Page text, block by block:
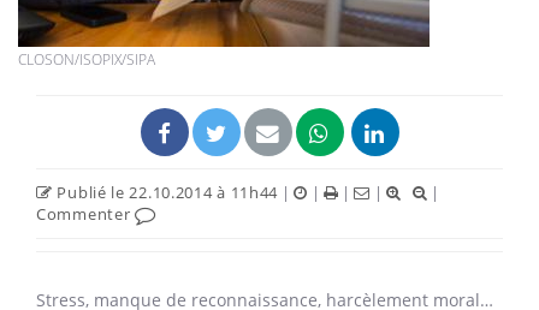
CLOSON/ISOPIX/SIPA
Publié le 22.10.2014 à 11h44 | | | |
|
Commenter
Stress, manque de reconnaissance, harcèlement moral…